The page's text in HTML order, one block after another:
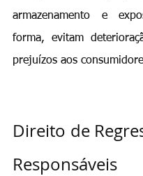
armazenamento e
forma, evitam
prejuízos aos
Direito de
Responsáveis